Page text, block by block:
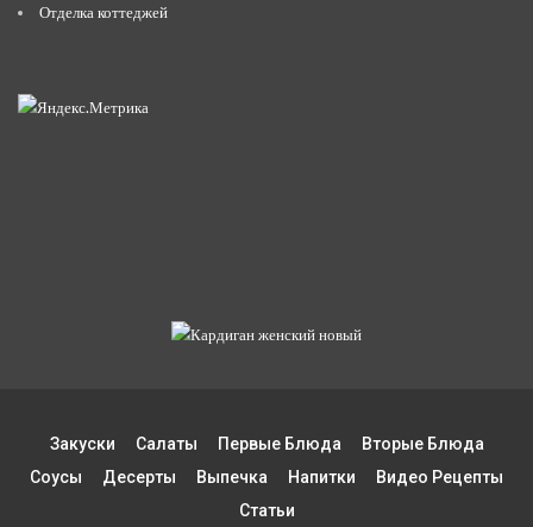
Отделка коттеджей
Закуски Салаты Первые Блюда
Вторые Блюда
Соусы
Десерты Выпечка Напитки
Видео Рецепты
Статьи